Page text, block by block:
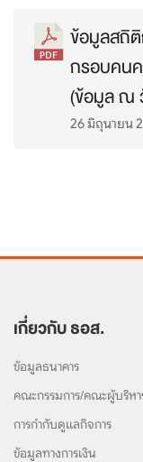
ข้อมูลสถิ
กรอบคนค
(ข้อมูล ณ
26 มิถุนายน
เกี่ยวกับ ธอส.
ข้อมูลธนาคาร
คณะกรรมการ/คณะผู้บริหา
การกำกับดูแลกิจการ
ข้อมูลทางการเงิน